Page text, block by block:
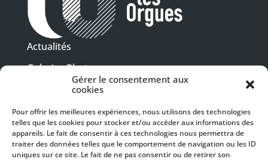
Gérer le consentement aux
cookies
Pour offrir les meilleures expériences, nous utilisons des technologies
telles que les cookies pour stocker et/ou accéder aux informations des
appareils. Le fait de consentir à ces technologies nous permettra de
traiter des données telles que le comportement de navigation ou les ID
uniques sur ce site. Le fait de ne pas consentir ou de retirer son
Actualités
Galeries Photos
Vidéothèque
Presse
Programme PDF
Billetterie
Recrutement